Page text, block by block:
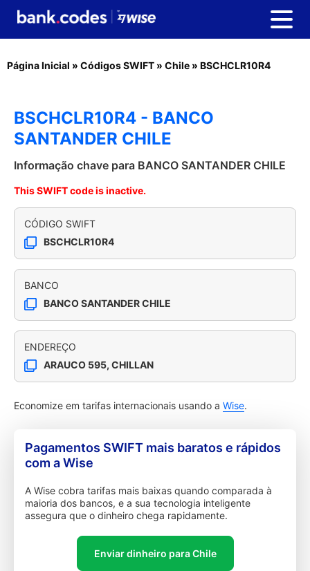
Página Inicial » Códigos SWIFT » Chile » BSCHCLR10R4
BSCHCLR10R4 - BANCO
SANTANDER CHILE
Informação chave para BANCO SANTANDER CHILE
This SWIFT code is inactive.
CÓDIGO SWIFT
BSCHCLR10R4
BANCO
BANCO SANTANDER CHILE
ENDEREÇO
ARAUCO 595, CHILLAN
Economize em tarifas internacionais usando a Wise.
Pagamentos SWIFT mais baratos e rápidos
com a Wise
A Wise cobra tarifas mais baixas quando comparada à
maioria dos bancos, e a sua tecnologia inteligente
assegura que o dinheiro chega rapidamente.
Enviar dinheiro para Chile